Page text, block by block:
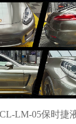
LM-05保时捷